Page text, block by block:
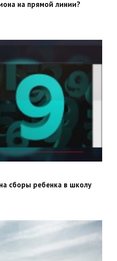
на прямой линии?
сборы ребенка в школу